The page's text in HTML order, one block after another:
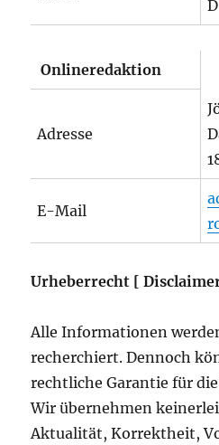
Onlineredaktion
Adresse
E-Mail
Urheberrecht [
Alle Informationen
recherchiert. Dennoch
rechtliche Garantie für
Wir übernehmen
Aktualität, Korrektheit,